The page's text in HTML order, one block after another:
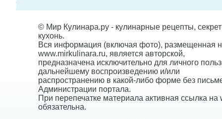
© Мир Кулинара.ру - кулинарные рецепты,
кухонь.
Вся информация (включая фото), размещенная
www.mirkulinara.ru, является авторской,
предназначена исключительно для личного
дальнейшему воспроизведению и/или
распространению в какой-либо форме без
Администрации портала.
При перепечатке материала активная ссылка на
обязательна.